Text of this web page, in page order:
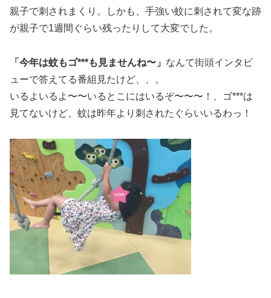
親子で刺されまくり。しかも、手強い蚊に刺されて変な跡
が親子で1週間ぐらい残ったりして大変でした。
「今年は蚊もゴ***も見ませんね〜」 なんて街頭インタビ
ューで答えてる番組見たけど、、。
いるよいるよ〜〜いるとこにはいるぞ〜〜〜！、ゴ***は
見てないけど、蚊は昨年より刺されたぐらいいるわっ！